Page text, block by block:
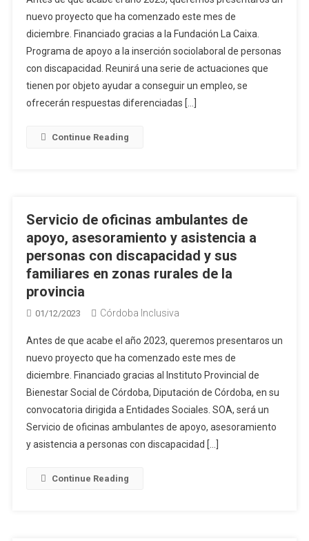
nuevo proyecto que ha comenzado este mes de
diciembre. Financiado gracias a la Fundación La Caixa.
Programa de apoyo a la inserción sociolaboral de personas
con discapacidad. Reunirá una serie de actuaciones que
tienen por objeto ayudar a conseguir un empleo, se
ofrecerán respuestas diferenciadas […]
Continue Reading
Servicio de oficinas ambulantes de
apoyo, asesoramiento y asistencia a
personas con discapacidad y sus
familiares en zonas rurales de la
provincia
01/12/2023 Córdoba Inclusiva
Antes de que acabe el año 2023, queremos presentaros un
nuevo proyecto que ha comenzado este mes de
diciembre. Financiado gracias al Instituto Provincial de
Bienestar Social de Córdoba, Diputación de Córdoba, en su
convocatoria dirigida a Entidades Sociales. SOA, será un
Servicio de oficinas ambulantes de apoyo, asesoramiento
y asistencia a personas con discapacidad […]
Continue Reading